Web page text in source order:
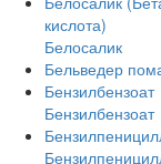
кислота)
Белосалик
Бельведер
Бензилбензоат
Бензилбензоат